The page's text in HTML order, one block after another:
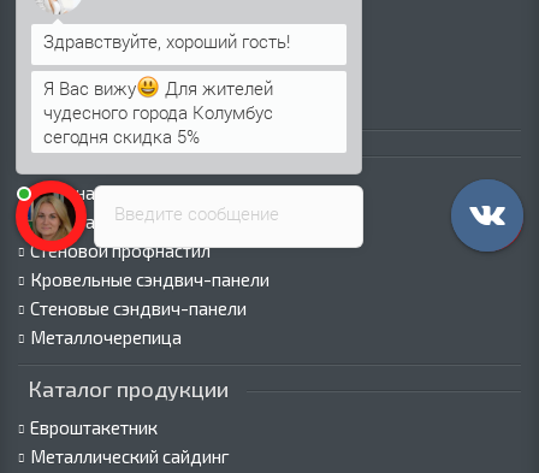
Как оформить заказ
Вакансии
Оплата
Пресс-центр
Каталог продукции
Профнастил для крыши
Профнастил для забора
Стеновой профнастил
Кровельные сэндвич-панели
Стеновые сэндвич-панели
Металлочерепица
Каталог продукции
Евроштакетник
Металлический сайдинг
Введите сообщение
Я Вас вижу
Для жителей
чудесного города Колумбус
сегодня скидка 5%